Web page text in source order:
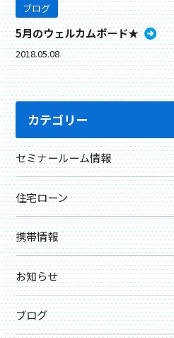
ブログ
5月のウェルカムボード★
2018.05.08
カテゴリー
セミナールーム情報
住宅ローン
携帯情報
お知らせ
ブログ